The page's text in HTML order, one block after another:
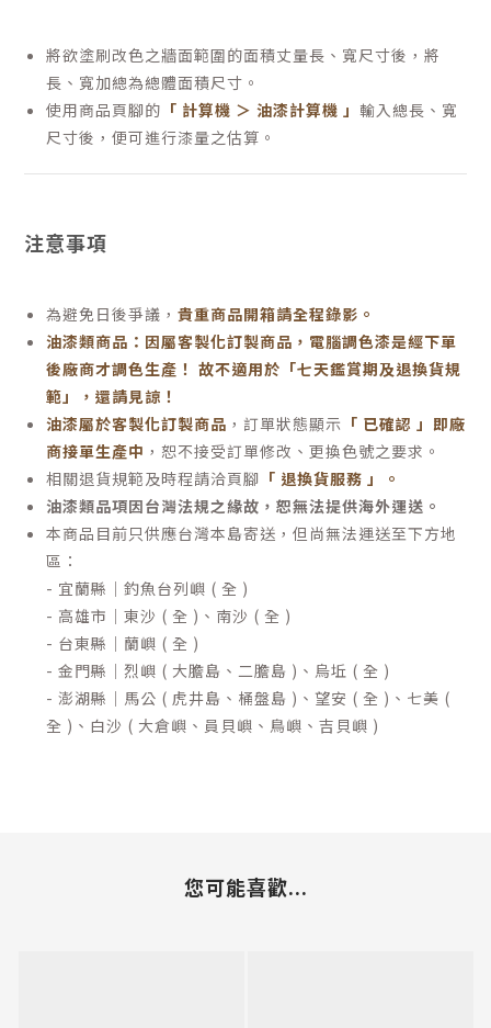
將欲塗刷改色之牆面範圍的面積丈量長、寬尺寸後，將
長、寬加總為總體面積尺寸。
使用商品頁腳的 「 計算機 ＞ 油漆計算機 」 輸入總長、寬
尺寸後，便可進行漆量之估算。
注意事項
為避免日後爭議， 貴重商品開箱請全程錄影。
油漆類商品：因屬客製化訂製商品，電腦調色漆是經下單
後廠商才調色生產！ 故不適用於「七天鑑賞期及退換貨規
範」，還請見諒！
油漆屬於客製化訂製商品 ，訂單狀態顯示 「 已確認 」即廠
商接單生產中 ，恕不接受訂單修改、更換色號之要求。
相關退貨規範及時程請洽頁腳 「 退換貨服務 」
。
油漆類品項因台灣法規之緣故，恕無法提供海外運送。
本商品目前只供應台灣本島寄送，但尚無法運送至下方地
區：
- 宜蘭縣｜釣魚台列嶼 ( 全 )
- 高雄市｜東沙 ( 全 )、南沙 ( 全 )
- 台東縣｜蘭嶼 ( 全 )
- 金門縣｜烈嶼 ( 大膽島、二膽島 )、烏坵 ( 全 )
- 澎湖縣｜馬公 ( 虎井島、桶盤島 )、望安 ( 全 )、七美 (
全 )、白沙 ( 大倉嶼、員貝嶼、鳥嶼、吉貝嶼 )
您可能喜歡...